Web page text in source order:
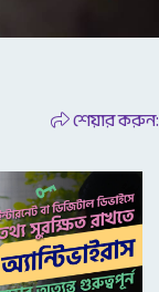
শেয়ার করুন: